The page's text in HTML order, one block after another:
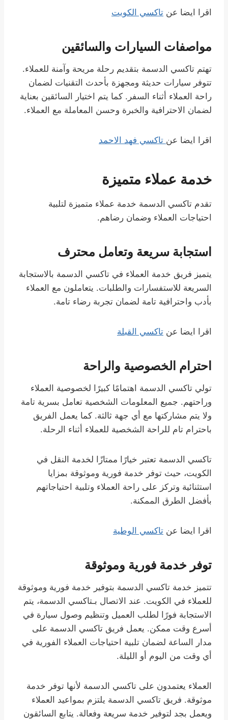
اقرا ايضا عن تاكسي الكويت
مواصفات السيارات والسائقين
تهتم تاكسي الدسمة بتقديم رحلة مريحة وآمنة للعملاء.
تتوفر سيارات حديثة ومجهزة بأحدث التقنيات لضمان
راحة العملاء أثناء السفر. كما يتم اختيار السائقين بعناية
لضمان الاحترافية والخبرة وحسن المعاملة مع العملاء.
اقرا ايضا عن تاكسي فهد الاحمد
خدمة عملاء متميزة
تقدم تاكسي الدسمة خدمة عملاء متميزة لتلبية
احتياجات العملاء وضمان رضاهم.
استجابة سريعة وتعامل محترف
يتميز فريق خدمة العملاء في تاكسي الدسمة بالاستجابة
السريعة للاستفسارات والطلبات. يتعاملون مع العملاء
بأدب واحترافية تامة لضمان تجربة رضاء تامة.
اقرا ايضا عن تاكسي القبلة
احترام الخصوصية والراحة
تولي تاكسي الدسمة اهتمامًا كبيرًا لخصوصية العملاء
وراحتهم. جميع المعلومات الشخصية تعامل بسرية تامة
ولا يتم مشاركتها مع أي جهة ثالثة. كما يعمل الفريق
باحترام تام للراحة الشخصية للعملاء أثناء الرحلة.
تاكسي الدسمة تعتبر خيارًا ممتازًا لخدمة النقل في
الكويت، حيث توفر خدمة فورية وموثوقة بمزايا
استثنائية وتركز على راحة العملاء وتلبية احتياجاتهم
بأفضل الطرق الممكنة.
اقرا ايضا عن تاكسي الوطية
توفر خدمة فورية وموثوقة
تتميز خدمة تاكسي الدسمة بتوفير خدمة فورية وموثوقة
للعملاء في الكويت. عند الاتصال بـتاكسي الدسمة، يتم
الاستجابة فورًا لطلب العميل وتنظيم وصول سيارة في
أسرع وقت ممكن. يعمل فريق تاكسي الدسمة على
مدار الساعة لضمان تلبية احتياجات العملاء الفورية في
أي وقت من اليوم أو الليلة.
العملاء يعتمدون على تاكسي الدسمة لأنها توفر خدمة
موثوقة. فريق تاكسي الدسمة يلتزم بمواعيد العملاء
ويعمل بجد لتوفير خدمة سريعة وفعالة. يتابع السائقون